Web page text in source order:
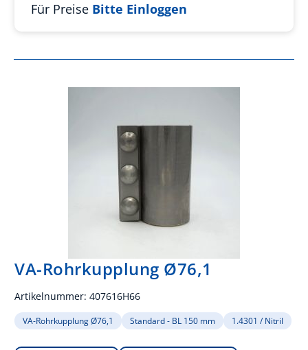
Für Preise Bitte Einloggen
VA-Rohrkupplung Ø76,1
Artikelnummer: 407616H66
VA-Rohrkupplung Ø76,1 Standard - BL 150 mm 1.4301 / Nitril